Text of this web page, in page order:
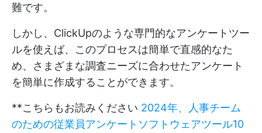
難です。
しかし、ClickUpのような専門的なアンケートツー
ルを使えば、このプロセスは簡単で直感的なた
め、さまざまな調査ニーズに合わせたアンケート
を簡単に作成することができます。
**こちらもお読みください 2024年、人事チーム
のための従業員アンケートソフトウェアツール10